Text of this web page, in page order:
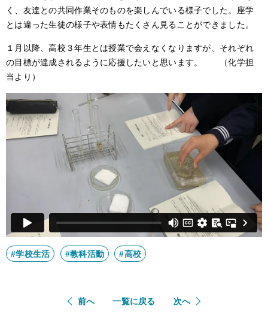
く、友達との共同作業そのものを楽しんでいる様子でした。座学
とは違った生徒の様子や表情もたくさん見ることができました。
１月以降、高校３年生とは授業で会えなくなりますが、それぞれ
の目標が達成されるように応援したいと思います。 （化学担
当より）
#学校生活 #教科活動 #高校
前へ 一覧に戻る 次へ